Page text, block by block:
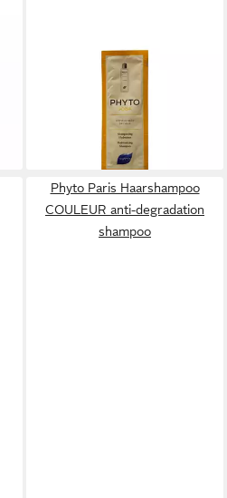
Haarshampoo Joba
Haarshampoo für die
Befeuchtung
lieferbar in 4 Wochen
Phyto Paris Haarshampoo
COULEUR anti-degradation
shampoo